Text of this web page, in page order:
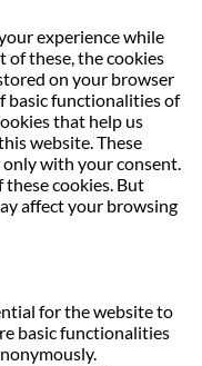
experience while
of these, the cookies
on your browser
basic functionalities of
that help us
website. These
with your consent.
cookies. But
affect your browsing
for the website to
basic functionalities